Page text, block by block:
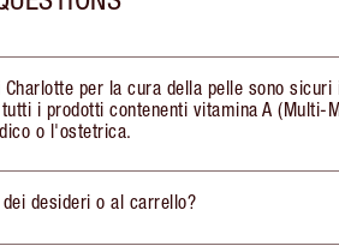
per la cura della pelle sono
i prodotti contenenti vitamina A (Multi-
o l'ostetrica.
desideri o al carrello?